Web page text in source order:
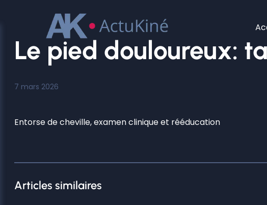
Le pied douloureux:
7 mars 2026
Entorse de cheville, examen clinique et rééducation
Articles similaires